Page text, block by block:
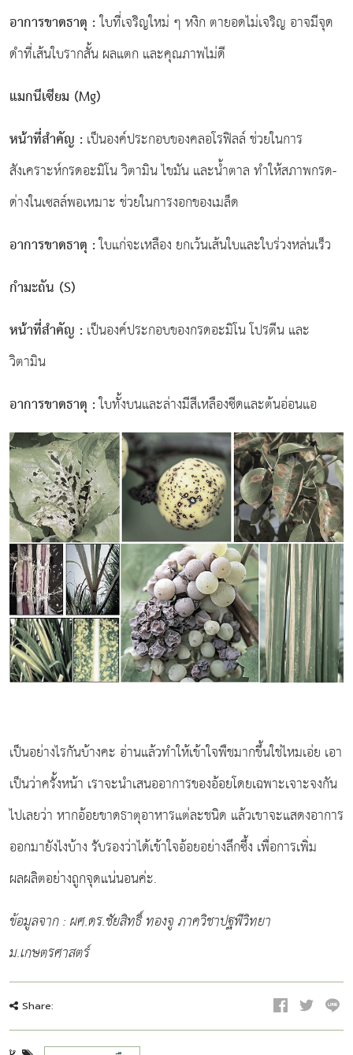
อาการขาดธาตุ :ใบที่เจริญใหม่ ๆ หงิก ตายอดไม่เจริญ อาจมีจุด
ดำที่เส้นใบรากสั้น ผลแตก และคุณภาพไม่ดี
แมกนีเซียม (Mg)
หน้าที่สำคัญ :เป็นองค์ประกอบของคลอโรฟิลล์ ช่วยในการ
สังเคราะห์กรดอะมิโน วิตามิน ไขมัน และน้ำตาล ทำให้สภาพกรด-
ด่างในเซลล์พอเหมาะ ช่วยในการงอกของเมล็ด
อาการขาดธาตุ :ใบแก่จะเหลือง ยกเว้นเส้นใบและใบร่วงหล่นเร็ว
กำมะถัน (S)
หน้าที่สำคัญ :เป็นองค์ประกอบของกรดอะมิโน โปรตีน และ
วิตามิน
อาการขาดธาตุ :ใบทั้งบนและล่างมีสีเหลืองซีดและต้นอ่อนแอ
เป็นอย่างไรกันบ้างคะ อ่านแล้วทำให้เข้าใจพืชมากขึ้นใช่ไหมเอ่ย เอา
เป็นว่าครั้งหน้า เราจะนำเสนออาการของอ้อยโดยเฉพาะเจาะจงกัน
ไปเลยว่า หากอ้อยขาดธาตุอาหารแต่ละชนิด แล้วเขาจะแสดงอาการ
ออกมายังไงบ้าง รับรองว่าได้เข้าใจอ้อยอย่างลึกซึ้ง เพื่อการเพิ่ม
ผลผลิตอย่างถูกจุดแน่นอนค่ะ.
ข้อมูลจาก: ผศ.ดร.ชัยสิทธิ์ ทองจู ภาควิชาปฐพีวิทยา
ม.เกษตรศาสตร์
Share: